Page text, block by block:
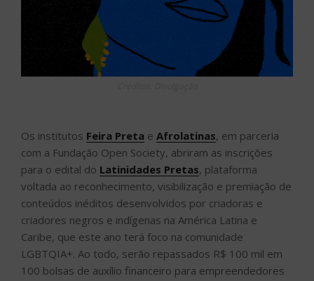
Os institutos Feira Preta e Afrolatinas, em parceria
com a Fundação Open Society, abriram as inscrições
para o edital do Latinidades Pretas, plataforma
voltada ao reconhecimento, visibilização e premiação de
conteúdos inéditos desenvolvidos por criadoras e
criadores negros e indígenas na América Latina e
Caribe, que este ano terá foco na comunidade
LGBTQIA+. Ao todo, serão repassados R$ 100 mil em
100 bolsas de auxílio financeiro para empreendedores